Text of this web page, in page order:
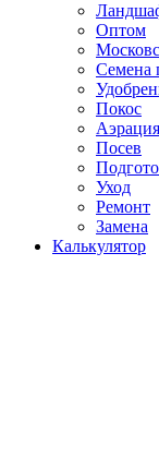
Оптом
Семена
Покос
Аэрация
Посев
Уход
Ремонт
Замена
Калькулятор